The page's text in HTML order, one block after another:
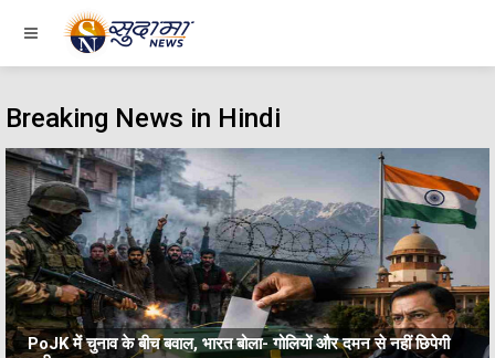
Breaking News in Hindi
PoJK में चुनाव के बीच बवाल, भारत बोला- गोलियों और दमन से नहीं छिपेगी